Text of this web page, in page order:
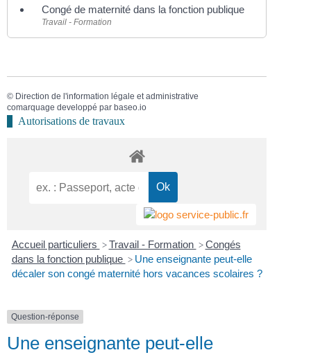
Congé de maternité dans la fonction publique
Travail - Formation
© Direction de l'information légale et administrative
comarquage developpé par baseo.io
Autorisations de travaux
Accueil particuliers > Travail - Formation > Congés
dans la fonction publique > Une enseignante peut-elle
décaler son congé maternité hors vacances scolaires ?
Question-réponse
Une enseignante peut-elle